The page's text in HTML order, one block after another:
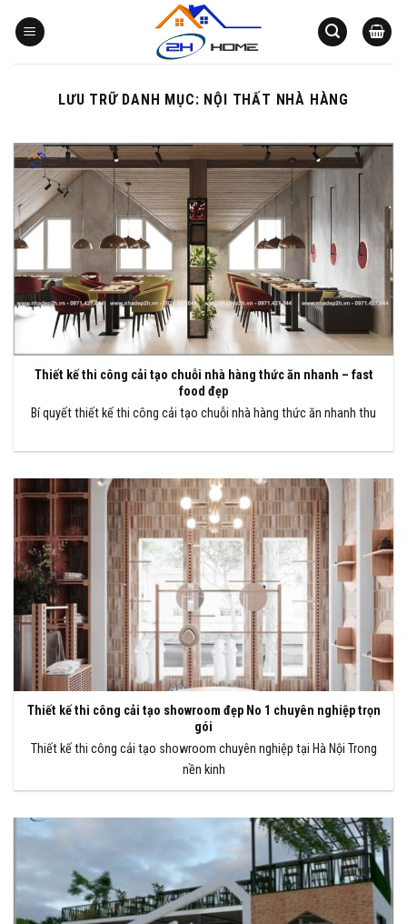
qua
LƯU TRỮ DANH MỤC: NỘI THẤT NHÀ HÀNG
Thiết kế thi công cải tạo chuỗi nhà hàng thức ăn nhanh – fast
food đẹp
Bí quyết thiết kế thi công cải tạo chuỗi nhà hàng thức ăn nhanh thu
Thiết kế thi công cải tạo showroom đẹp No 1 chuyên nghiệp trọn
gói
Thiết kế thi công cải tạo showroom chuyên nghiệp tại Hà Nội Trong
nền kinh